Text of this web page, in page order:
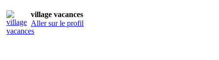
village vacances
Aller sur le profil